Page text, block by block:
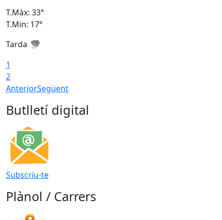
T.Màx: 33°
T.Min: 17°
Tarda
1
2
AnteriorSegüent
Butlletí digital
Subscriu-te
Plànol / Carrers